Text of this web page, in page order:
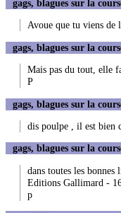
gags, blagues sur la
Avoue que tu viens de
gags, blagues sur la
Mais pas du tout, elle
P
gags, blagues sur la
dis poulpe , il est bien
gags, blagues sur la
dans toutes les bonnes
Editions Gallimard -
p